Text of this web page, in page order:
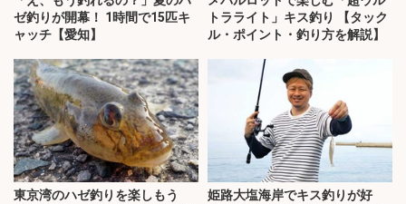
ゼ釣りが開幕！ 1時間で15匹キ
ャッチ【愛知】
トラライト」キス釣り 【タック
ル・ポイント・釣り方を解説】
東京湾のハゼ釣りを楽しもう
姫路大塩海岸でキス釣りが好